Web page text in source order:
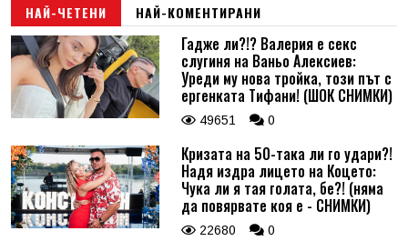
НАЙ-ЧЕТЕНИ НАЙ-КОМЕНТИРАНИ
Гадже ли?!? Валерия е секс
слугиня на Ваньо Алексиев:
Уреди му нова тройка, този път с
ергенката Тифани! (ШОК СНИМКИ)
49651 0
Кризата на 50-така ли го удари?!
Надя издра лицето на Коцето:
Чука ли я тая голата, бе?! (няма
да повярвате коя е - СНИМКИ)
22680 0